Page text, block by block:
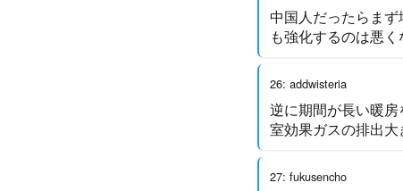
中国人だったらま
も強化するのは悪
26: addwisteria
逆に期間が長い暖
室効果ガスの排出大
27: fukusencho